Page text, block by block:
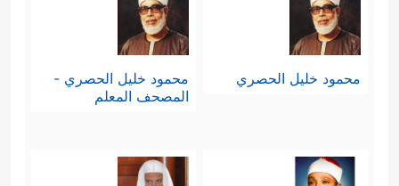
محمود خليل الحصري
محمود خليل الحصري -
المصحف المعلم